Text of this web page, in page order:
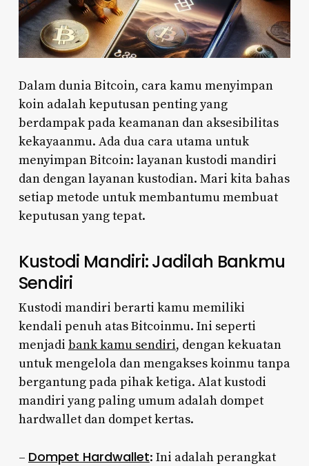
Dalam dunia Bitcoin, cara kamu menyimpan
koin adalah keputusan penting yang
berdampak pada keamanan dan aksesibilitas
kekayaanmu. Ada dua cara utama untuk
menyimpan Bitcoin: layanan kustodi mandiri
dan dengan layanan kustodian. Mari kita bahas
setiap metode untuk membantumu membuat
keputusan yang tepat.
Kustodi Mandiri: Jadilah Bankmu
Sendiri
Kustodi mandiri berarti kamu memiliki
kendali penuh atas Bitcoinmu. Ini seperti
menjadi bank kamu sendiri, dengan kekuatan
untuk mengelola dan mengakses koinmu tanpa
bergantung pada pihak ketiga. Alat kustodi
mandiri yang paling umum adalah dompet
hardwallet dan dompet kertas.
– Dompet Hardwallet: Ini adalah perangkat